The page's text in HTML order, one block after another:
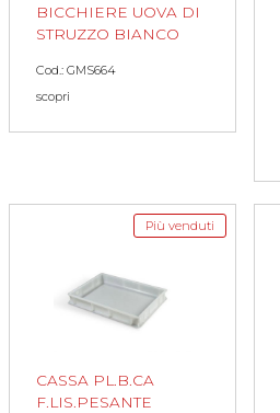
BICCHIERE UOVA DI
STRUZZO BIANCO
Cod.: GMS664
scopri
Più venduti
CASSA PL.B.CA
F.LIS.PESANTE